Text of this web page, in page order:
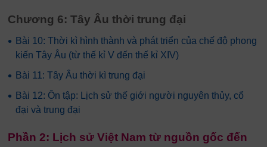
Chương 6: Tây Âu thời trung đại
• Bài 10: Thời kì hình thành và phát triển của chế độ phong
kiến Tây Âu (từ thế kỉ V đến thế kỉ XIV)
• Bài 11: Tây Âu thời kì trung đại
• Bài 12: Ôn tập: Lịch sử thế giới người nguyên thủy, cổ
đại và trung đại
Phần 2: Lịch sử Việt Nam từ nguồn gốc đến